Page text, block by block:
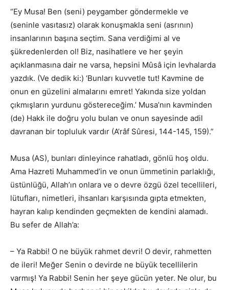
“Ey Musa! Ben (seni) peygamber göndermekle ve
(seninle vasıtasız) olarak konuşmakla seni (asrının)
insanlarının başına seçtim. Sana verdiğimi al ve
şükredenlerden ol! Biz, nasihatlere ve her şeyin
açıklanmasına dair ne varsa, hepsini Mûsâ için levhalarda
yazdık. (Ve dedik ki:) ‘Bunları kuvvetle tut! Kavmine de
onun en güzelini almalarını emret! Yakında size yoldan
çıkmışların yurdunu göstereceğim.’ Musa’nın kavminden
(de) Hakk ile doğru yolu bulan ve onun sayesinde adil
davranan bir topluluk vardır (A’râf Sûresi, 144-145, 159).”
Musa (AS), bunları dinleyince rahatladı, gönlü hoş oldu.
Ama Hazreti Muhammed’in ve onun ümmetinin parlaklığı,
üstünlüğü, Allah’ın onlara ve o devre özgü özel tecellileri,
lütufları, nimetleri, ihsanları karşısında gıpta etmekten,
hayran kalıp kendinden geçmekten de kendini alamadı.
Bu sefer de Allah’a:
– Ya Rabbi! O ne büyük rahmet devri! O devir, rahmetten
de ileri! Meğer Senin o devirde ne büyük tecellilerin
varmış! Ya Rabbi! Senin her şeye gücün yeter. Ne olur, bu